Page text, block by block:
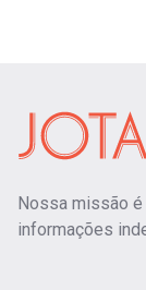
Nossa missão
informações